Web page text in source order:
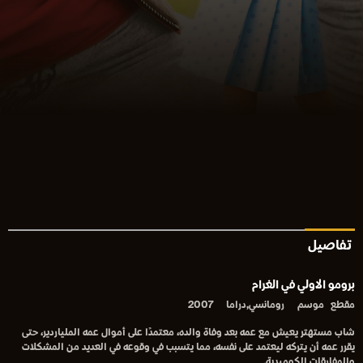
تفاصيل
برومو الاولي في الغرام
مقطع موسم رومانسي,دراما 2007
شاب مستهتر يعيش مع عمه بعد وفاة والده، معتمدًا على أموال عمه الملياردير، حتى
يقرر عمه أن يتركه ليعتمد على نفسه، مما يتسبب في وقوعه في العديد من المشكلات